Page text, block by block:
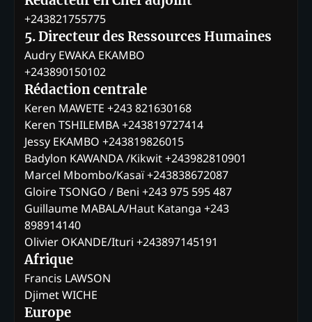
+243821755775
5. Directeur des Ressources Humaines
Audry EWAKA EKAMBO
+243890150102
Rédaction centrale
Keren MAWETE +243 821630168
Keren TSHILEMBA +243819727414
Jessy EKAMBO +243819826015
Badylon KAWANDA /Kikwit +243982810901
Marcel Mbombo/Kasaï +243838672087
Gloire TSONGO / Beni +243 975 595 487
Guillaume MABALA/Haut Katanga +243
898914140
Olivier OKANDE/Ituri +243897145191
Afrique
Francis LAWSON
Djimet WICHE
Europe